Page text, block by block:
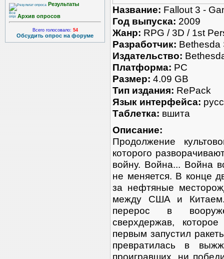
Результаты
Архив опросов
Всего голосовало: 54
Обсудить опрос на форуме
Название: Fallout 3 -
Год выпуска: 2009
Жанр: RPG / 3D / 1st
Разработчик: Bethesda
Издательство:
Платформа: PC
Размер: 4.09 GB
Тип издания: RePack
Язык интерфейса:
Таблетка: вшита
Описание:
Продолжение
которого
войну. Война... Война
не меняется. В конце
за нефтяные
между США и Китаем.
перерос в
сверхдержав,
первым запустил
превратилась в
проигравших, ни